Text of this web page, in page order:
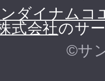
ダイナムコ
式会社のサ
©サ